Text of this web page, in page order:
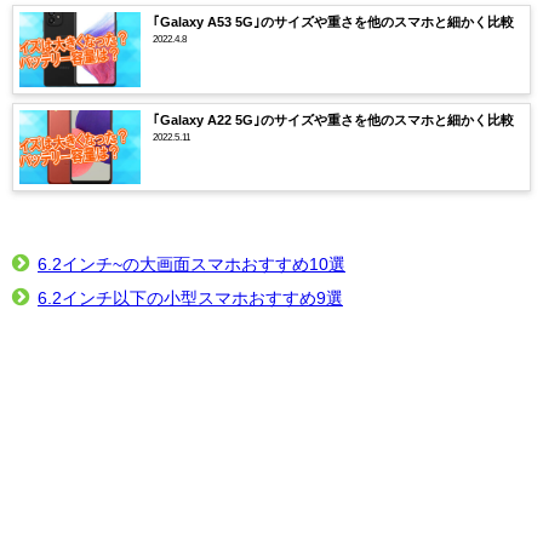
｢Galaxy A53 5G｣のサイズや重さを他のスマホと細かく比較
2022.4.8
｢Galaxy A22 5G｣のサイズや重さを他のスマホと細かく比較
2022.5.11
6.2インチ~の大画面スマホおすすめ10選
6.2インチ以下の小型スマホおすすめ9選